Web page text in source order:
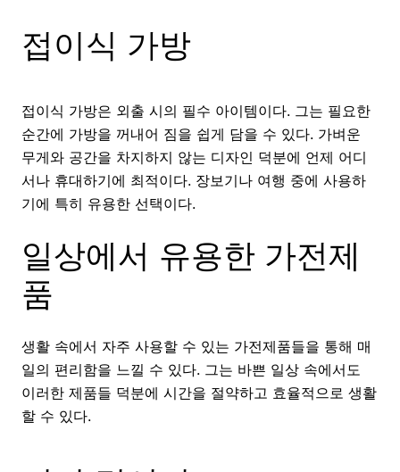
접이식 가방
접이식 가방은 외출 시의 필수 아이템이다. 그는 필요한
순간에 가방을 꺼내어 짐을 쉽게 담을 수 있다. 가벼운
무게와 공간을 차지하지 않는 디자인 덕분에 언제 어디
서나 휴대하기에 최적이다. 장보기나 여행 중에 사용하
기에 특히 유용한 선택이다.
일상에서 유용한 가전제
품
생활 속에서 자주 사용할 수 있는 가전제품들을 통해 매
일의 편리함을 느낄 수 있다. 그는 바쁜 일상 속에서도
이러한 제품들 덕분에 시간을 절약하고 효율적으로 생활
할 수 있다.